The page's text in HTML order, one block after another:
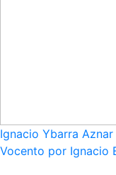
Ignacio Ybarra
Vocento por Ignacio